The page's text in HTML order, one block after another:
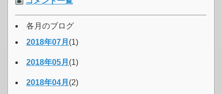
各月のブログ
2018年07月 (1)
2018年05月 (1)
2018年04月 (2)